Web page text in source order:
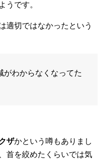
うです。
適切ではなかったという
がわからなくなってた
ザかという噂もありまし
首を絞めたくらいでは気